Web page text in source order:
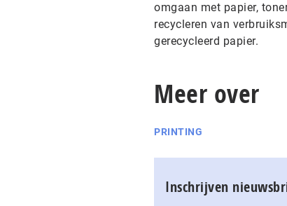
omgaan met papier,
recycleren van
gerecycleerd papier.
Meer over
PRINTING
Inschrijven